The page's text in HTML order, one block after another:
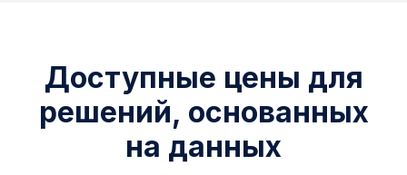
Доступные цены для
решений, основанных
на данных